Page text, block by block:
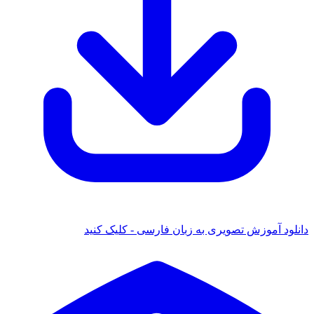
آموزش تصویری به زبان فارسی - کلیک کنید